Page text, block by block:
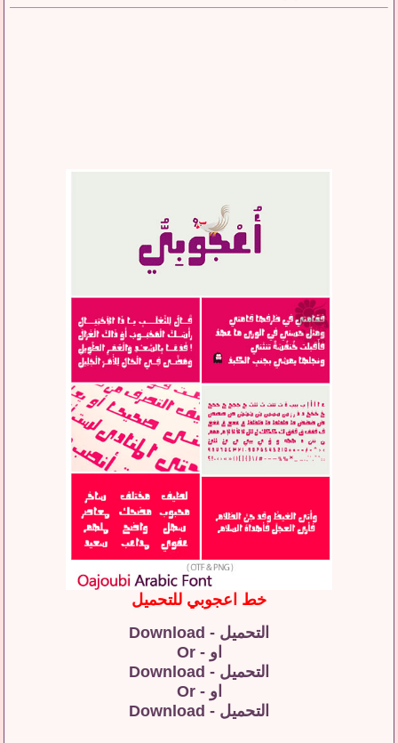
خط اعجوبي للتحميل
التحميل - Download
او - Or
التحميل - Download
او - Or
التحميل - Download